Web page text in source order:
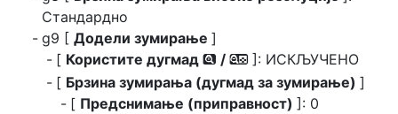
Стандардно
g9 [ Додели зумирање ]
[ Користите дугмад x / w ]: ИСКЉУЧЕНО
[ Брзина зумирања (дугмад за зумирање) ]
[ Предснимање (приправност) ]: 0